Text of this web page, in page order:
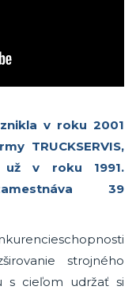
v roku 2001
TRUCKSERVIS,
už v roku 1991.
39
strojného
s cieľom udržať si